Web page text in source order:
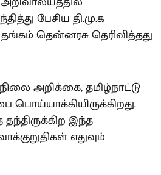
பேசிய தி.மு.க
தென்னரசு தெரிவித்தது
அறிக்கை, தமிழ்நாட்டு
பொய்யாக்கியிருக்கிறது.
இந்த
எதுவும்